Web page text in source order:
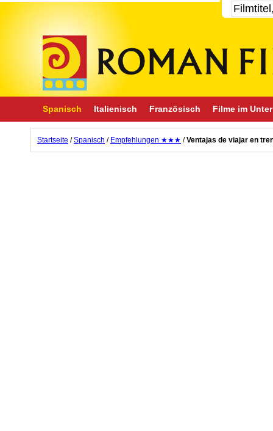
Spanisch Italienisch Französisch Filme im
Startseite /Spanisch / Empfehlungen ★★★ /Ventajas de viajar en